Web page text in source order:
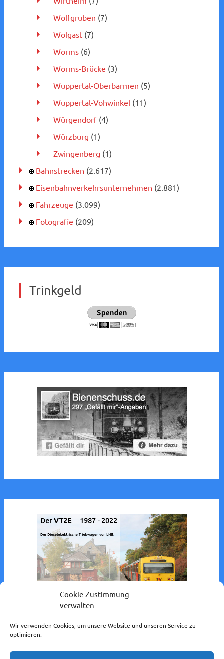
Cookie-Zustimmung
verwalten
Wir verwenden Cookies, um unsere Website und unseren Service zu
optimieren.
Wolfgruben (7)
Wolgast(7)
Worms(6)
Worms-Brücke (3)
Wuppertal-Oberbarmen (5)
Wuppertal-Vohwinkel (11)
Würgendorf(4)
Würzburg (1)
Zwingenberg (1)
Bahnstrecken (2.617)
Eisenbahnverkehrsunternehmen (2.881)
Fahrzeuge (3.099)
Fotografie (209)
Trinkgeld